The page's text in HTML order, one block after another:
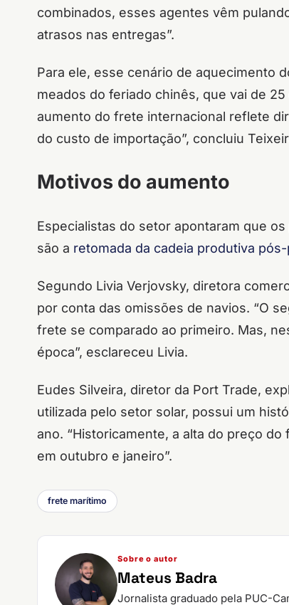
combinados, esses agentes vêm
atrasos nas entregas”.
Para ele, esse cenário de aquecimento
meados do feriado chinês, que vai de
aumento do frete internacional reflete
do custo de importação”, concluiu
Motivos do aumento
Especialistas do setor apontaram que
são a retomada da cadeia produtiva
Segundo Livia Verjovsky, diretora
por conta das omissões de navios. “O
frete se comparado ao primeiro. Mas,
época”, esclareceu Livia.
Eudes Silveira, diretor da Port Trade,
utilizada pelo setor solar, possui um
ano. “Historicamente, a alta do preço
em outubro e janeiro”.
frete marítimo
Sobre o autor
Mateus Badra
Jornalista graduado pela PUC-